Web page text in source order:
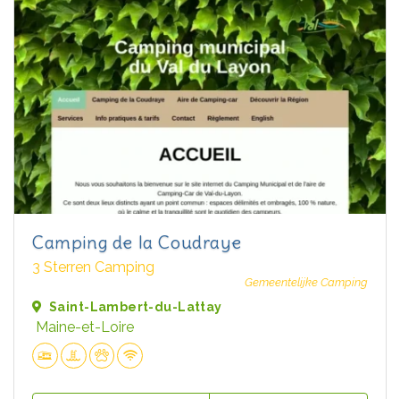
Camping de la Coudraye
3 Sterren Camping
Gemeentelijke Camping
Saint-Lambert-du-Lattay
Maine-et-Loire